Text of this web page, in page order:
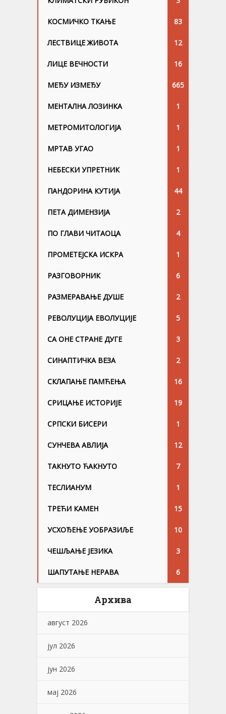
КОСМИЧКО ТКАЊЕ 83
ЛЕСТВИЦЕ ЖИВОТА 12
ЛИЦЕ ВЕЧНОСТИ 16
МЕЂУ ИЗМЕЂУ 665
МЕНТАЛНА ЛОЗИНКА 1
МЕТРОМИТОЛОГИЈА 1
МРТАВ УГАО 1
НЕБЕСКИ УПРЕТНИК 1
ПАНДОРИНА КУТИЈА 44
ПЕТА ДИМЕНЗИЈА 2
ПО ГЛАВИ ЧИТАОЦА 4
ПРОМЕТЕЈСКА ИСКРА 1
РАЗГОВОРНИК 6
РАЗМЕРАВАЊЕ ДУШЕ 2
РЕВОЛУЦИЈА ЕВОЛУЦИЈЕ 5
СА ОНЕ СТРАНЕ ДУГЕ 3
СИНАПТИЧКА ВЕЗА 2
СКЛАПАЊЕ ПАМЋЕЊА 16
СРИЦАЊЕ ИСТОРИЈЕ 19
СРПСКИ БИСЕРИ 1
СУНЧЕВА АВЛИЈА 12
ТАКНУТО ЋАКНУТО 7
ТЕСЛИАНУМ 1
ТРЕЋИ КАМЕН 15
УСХОЂЕЊЕ УОБРАЗИЉЕ 10
ЧЕШЉАЊЕ ЈЕЗИKА 3
ШАПУТАЊЕ НЕРАВА 6
Архива
август 2026
јул 2026
јун 2026
мај 2026